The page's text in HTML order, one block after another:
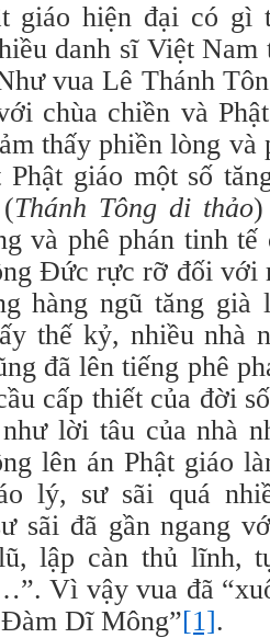
giáo hiện đại có gì
danh sĩ Việt Nam
vua Lê Thánh
chùa chiền và
thấy phiền lòng và
Phật giáo một số
(Thánh Tông di thảo)
và phê phán tinh
Đức rực rỡ đối với
hàng ngũ tăng
thế kỷ, nhiều nhà
đã lên tiếng phê
cấp thiết của đời
lời tâu của nhà
lên án Phật giáo
lý, sư sãi quá
sãi đã gần ngang
lập càn thủ lĩnh,
Vì vậy vua đã
Dĩ Mông”[1].